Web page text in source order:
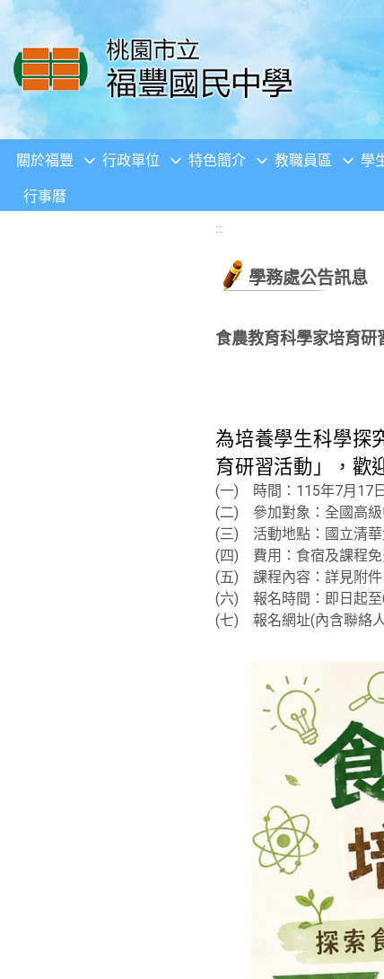
移至網頁之主要內容區位置
關於福豐 行政單位 特色簡介 教職員區 學
行事曆
:::
學務處公告訊息
食農教育科學家培育研
為培養學生科學探
育研習活動」，歡
(一) 時間：115年7月17
(二) 參加對象：全國高級
(三) 活動地點：國立清華
(四) 費用：食宿及課程免
(五) 課程內容：詳見附件
(六) 報名時間：即日起至
(七) 報名網址(內含聯絡